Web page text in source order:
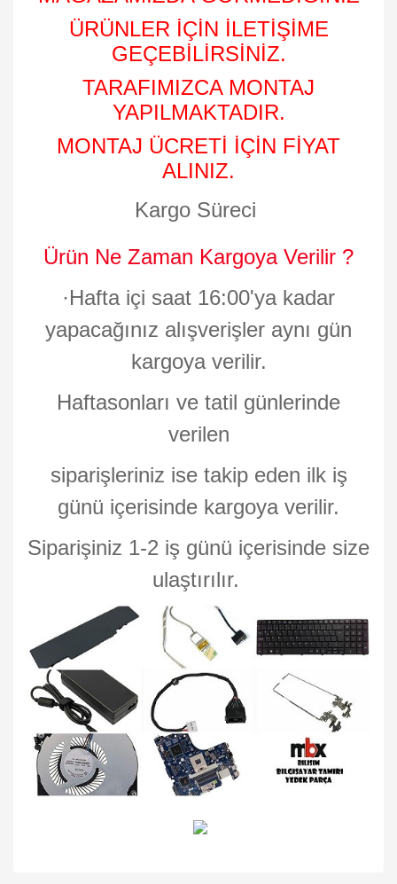
ÜRÜNLER İÇİN İLETİŞİME
GEÇEBİLİRSİNİZ.
TARAFIMIZCA MONTAJ
YAPILMAKTADIR.
MONTAJ ÜCRETİ İÇİN FİYAT
ALINIZ.
Kargo Süreci
Ürün Ne Zaman Kargoya Verilir ?
·Hafta içi saat 16:00'ya kadar
yapacağınız alışverişler aynı gün
kargoya verilir.
Haftasonları ve tatil günlerinde
verilen
siparişleriniz ise takip eden ilk iş
günü içerisinde kargoya verilir.
Siparişiniz 1-2 iş günü içerisinde size
ulaştırılır.